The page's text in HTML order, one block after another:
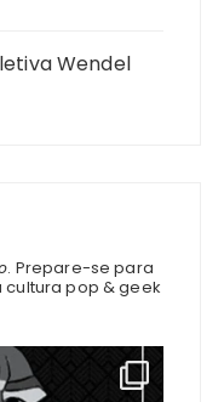
Wendel
Prepare-se para
cultura pop & geek